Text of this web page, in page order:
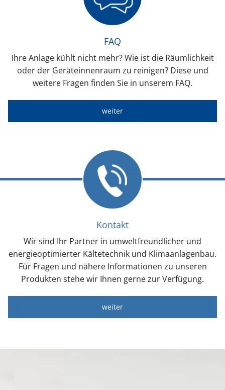
FAQ
Ihre Anlage kühlt nicht mehr? Wie ist die Räumlichkeit
oder der Geräteinnenraum zu reinigen? Diese und
weitere Fragen finden Sie in unserem FAQ.
weiter
Kontakt
Wir sind Ihr Partner in umweltfreundlicher und
energieoptimierter Kältetechnik und Klimaanlagenbau.
Für Fragen und nähere Informationen zu unseren
Produkten stehe wir Ihnen gerne zur Verfügung.
weiter